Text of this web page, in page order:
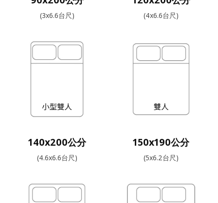
(3x6.6台尺) (4x6.6台尺)
140x200公分
(4.6x6.6台尺)
150x190公分
(5x6.2台尺)